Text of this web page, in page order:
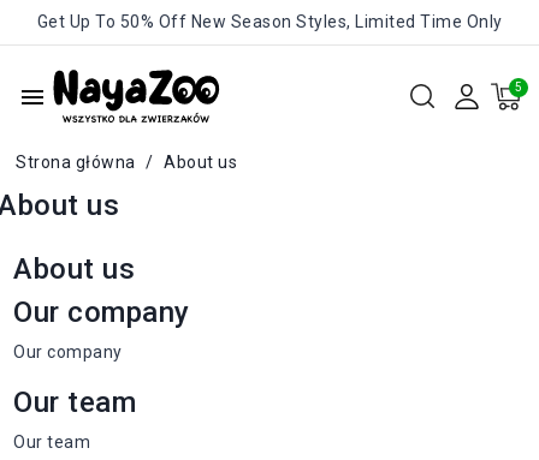
Get Up To 50% Off New Season Styles, Limited Time Only
menu
Strona główna About us
us
About us
Our company
Our company
Our team
Our team